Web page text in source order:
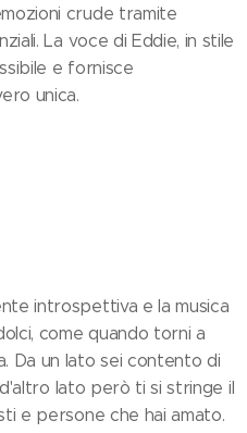
crude tramite
La voce di Eddie, in stile
e fornisce
unica.
introspettiva e la musica
come quando torni a
Da un lato sei contento di
lato però ti si stringe il
e persone che hai amato.